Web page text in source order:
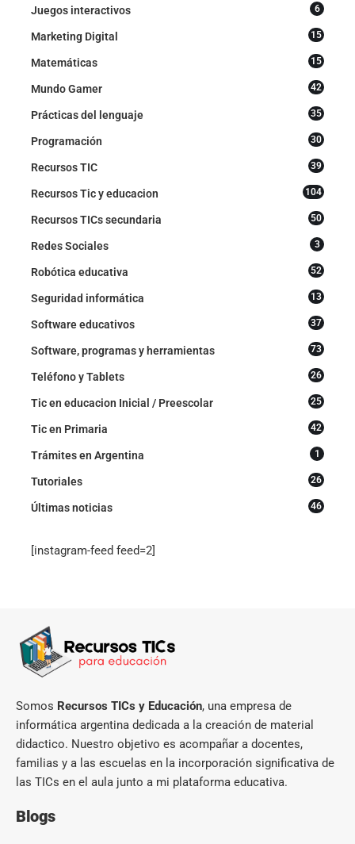
Juegos interactivos 6
Marketing Digital 15
Matemáticas 15
Mundo Gamer 42
Prácticas del lenguaje 35
Programación 30
Recursos TIC 39
Recursos Tic y educacion 104
Recursos TICs secundaria 50
Redes Sociales 3
Robótica educativa 52
Seguridad informática 13
Software educativos 37
Software, programas y herramientas 73
Teléfono y Tablets 26
Tic en educacion Inicial / Preescolar 25
Tic en Primaria 42
Trámites en Argentina 1
Tutoriales 26
Últimas noticias 46
[instagram-feed feed=2]
Somos Recursos TICs y Educación, una empresa de
informática argentina dedicada a la creación de material
didactico. Nuestro objetivo es acompañar a docentes,
familias y a las escuelas en la incorporación significativa de
las TICs en el aula junto a mi plataforma educativa.
Blogs